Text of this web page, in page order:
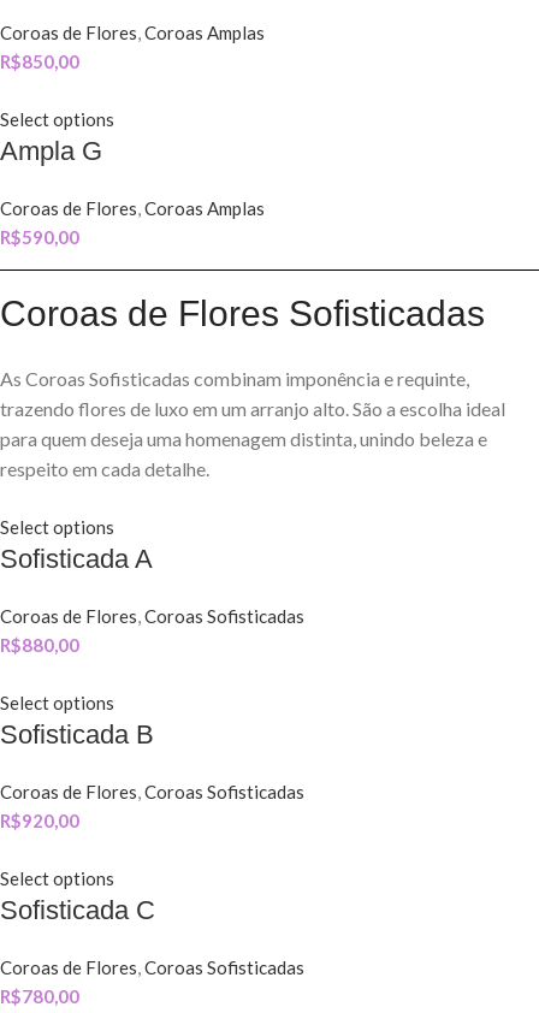
Coroas de Flores,Coroas Amplas
R$850,00
Select options
Ampla G
Coroas de Flores,Coroas Amplas
R$590,00
Coroas de Flores Sofisticadas
As Coroas Sofisticadas combinam imponência e requinte,
trazendo flores de luxo em um arranjo alto. São a escolha ideal
para quem deseja uma homenagem distinta, unindo beleza e
respeito em cada detalhe.
Select options
Sofisticada A
Coroas de Flores,Coroas Sofisticadas
R$880,00
Select options
Sofisticada B
Coroas de Flores,Coroas Sofisticadas
R$920,00
Select options
Sofisticada C
Coroas de Flores,Coroas Sofisticadas
R$780,00